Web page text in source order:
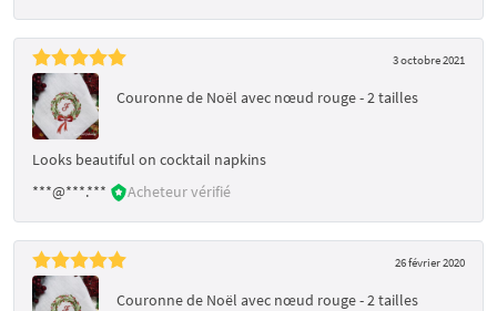
3 octobre 2021
Couronne de Noël avec nœud rouge - 2 tailles
Looks beautiful on cocktail napkins
***@***.***
Acheteur vérifié
26 février 2020
Couronne de Noël avec nœud rouge - 2 tailles